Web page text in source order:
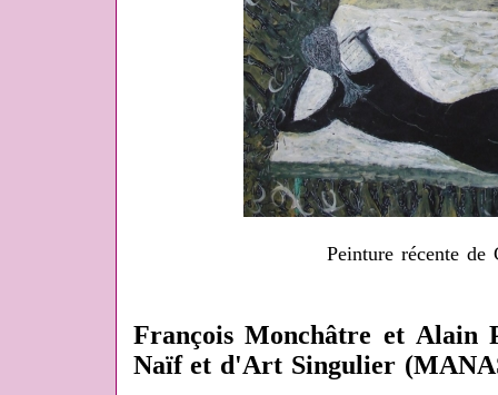
Peinture récente de
François Monchâtre et Alain
Naïf et d'Art Singulier